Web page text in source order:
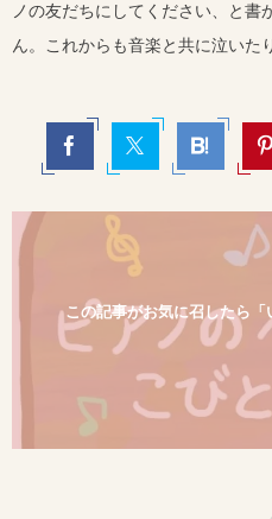
ノの友だちにしてください、と書
ん。これからも音楽と共に泣いた
この記事がお気に召したら